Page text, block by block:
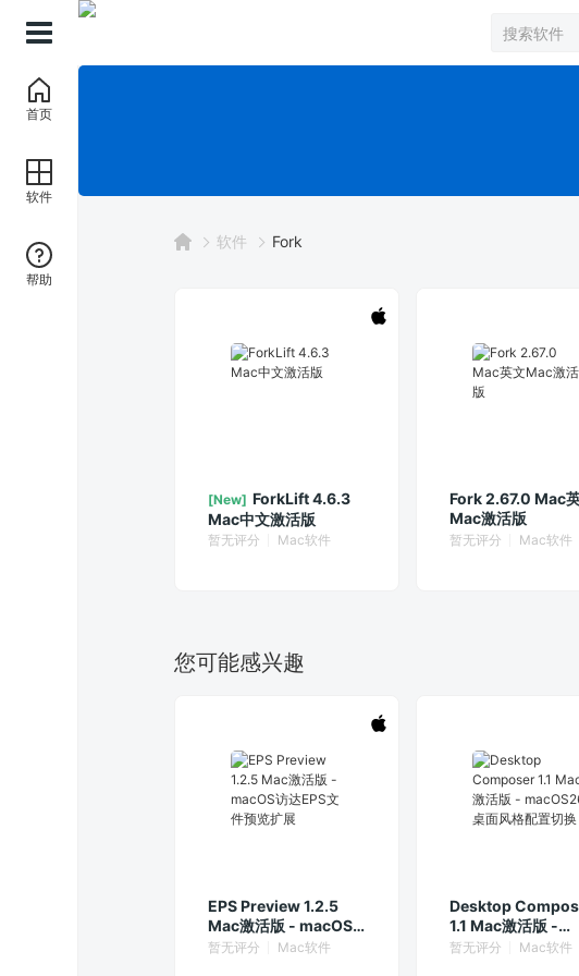
软件 Fork
[New] ForkLift 4.6.3
Mac中文激活版
暂无评分 Mac软件
Fork 2.67.0 Mac
Mac激活版
暂无评分 Mac软件
您可能感兴趣
EPS Preview 1.2.5
Mac激活版 - macOS
访达EPS文件预览扩展
暂无评分 Mac软件
Desktop
1.1 Mac激活版 -
macOS26桌面风格
暂无评分 Mac软件
首页
软件
帮助